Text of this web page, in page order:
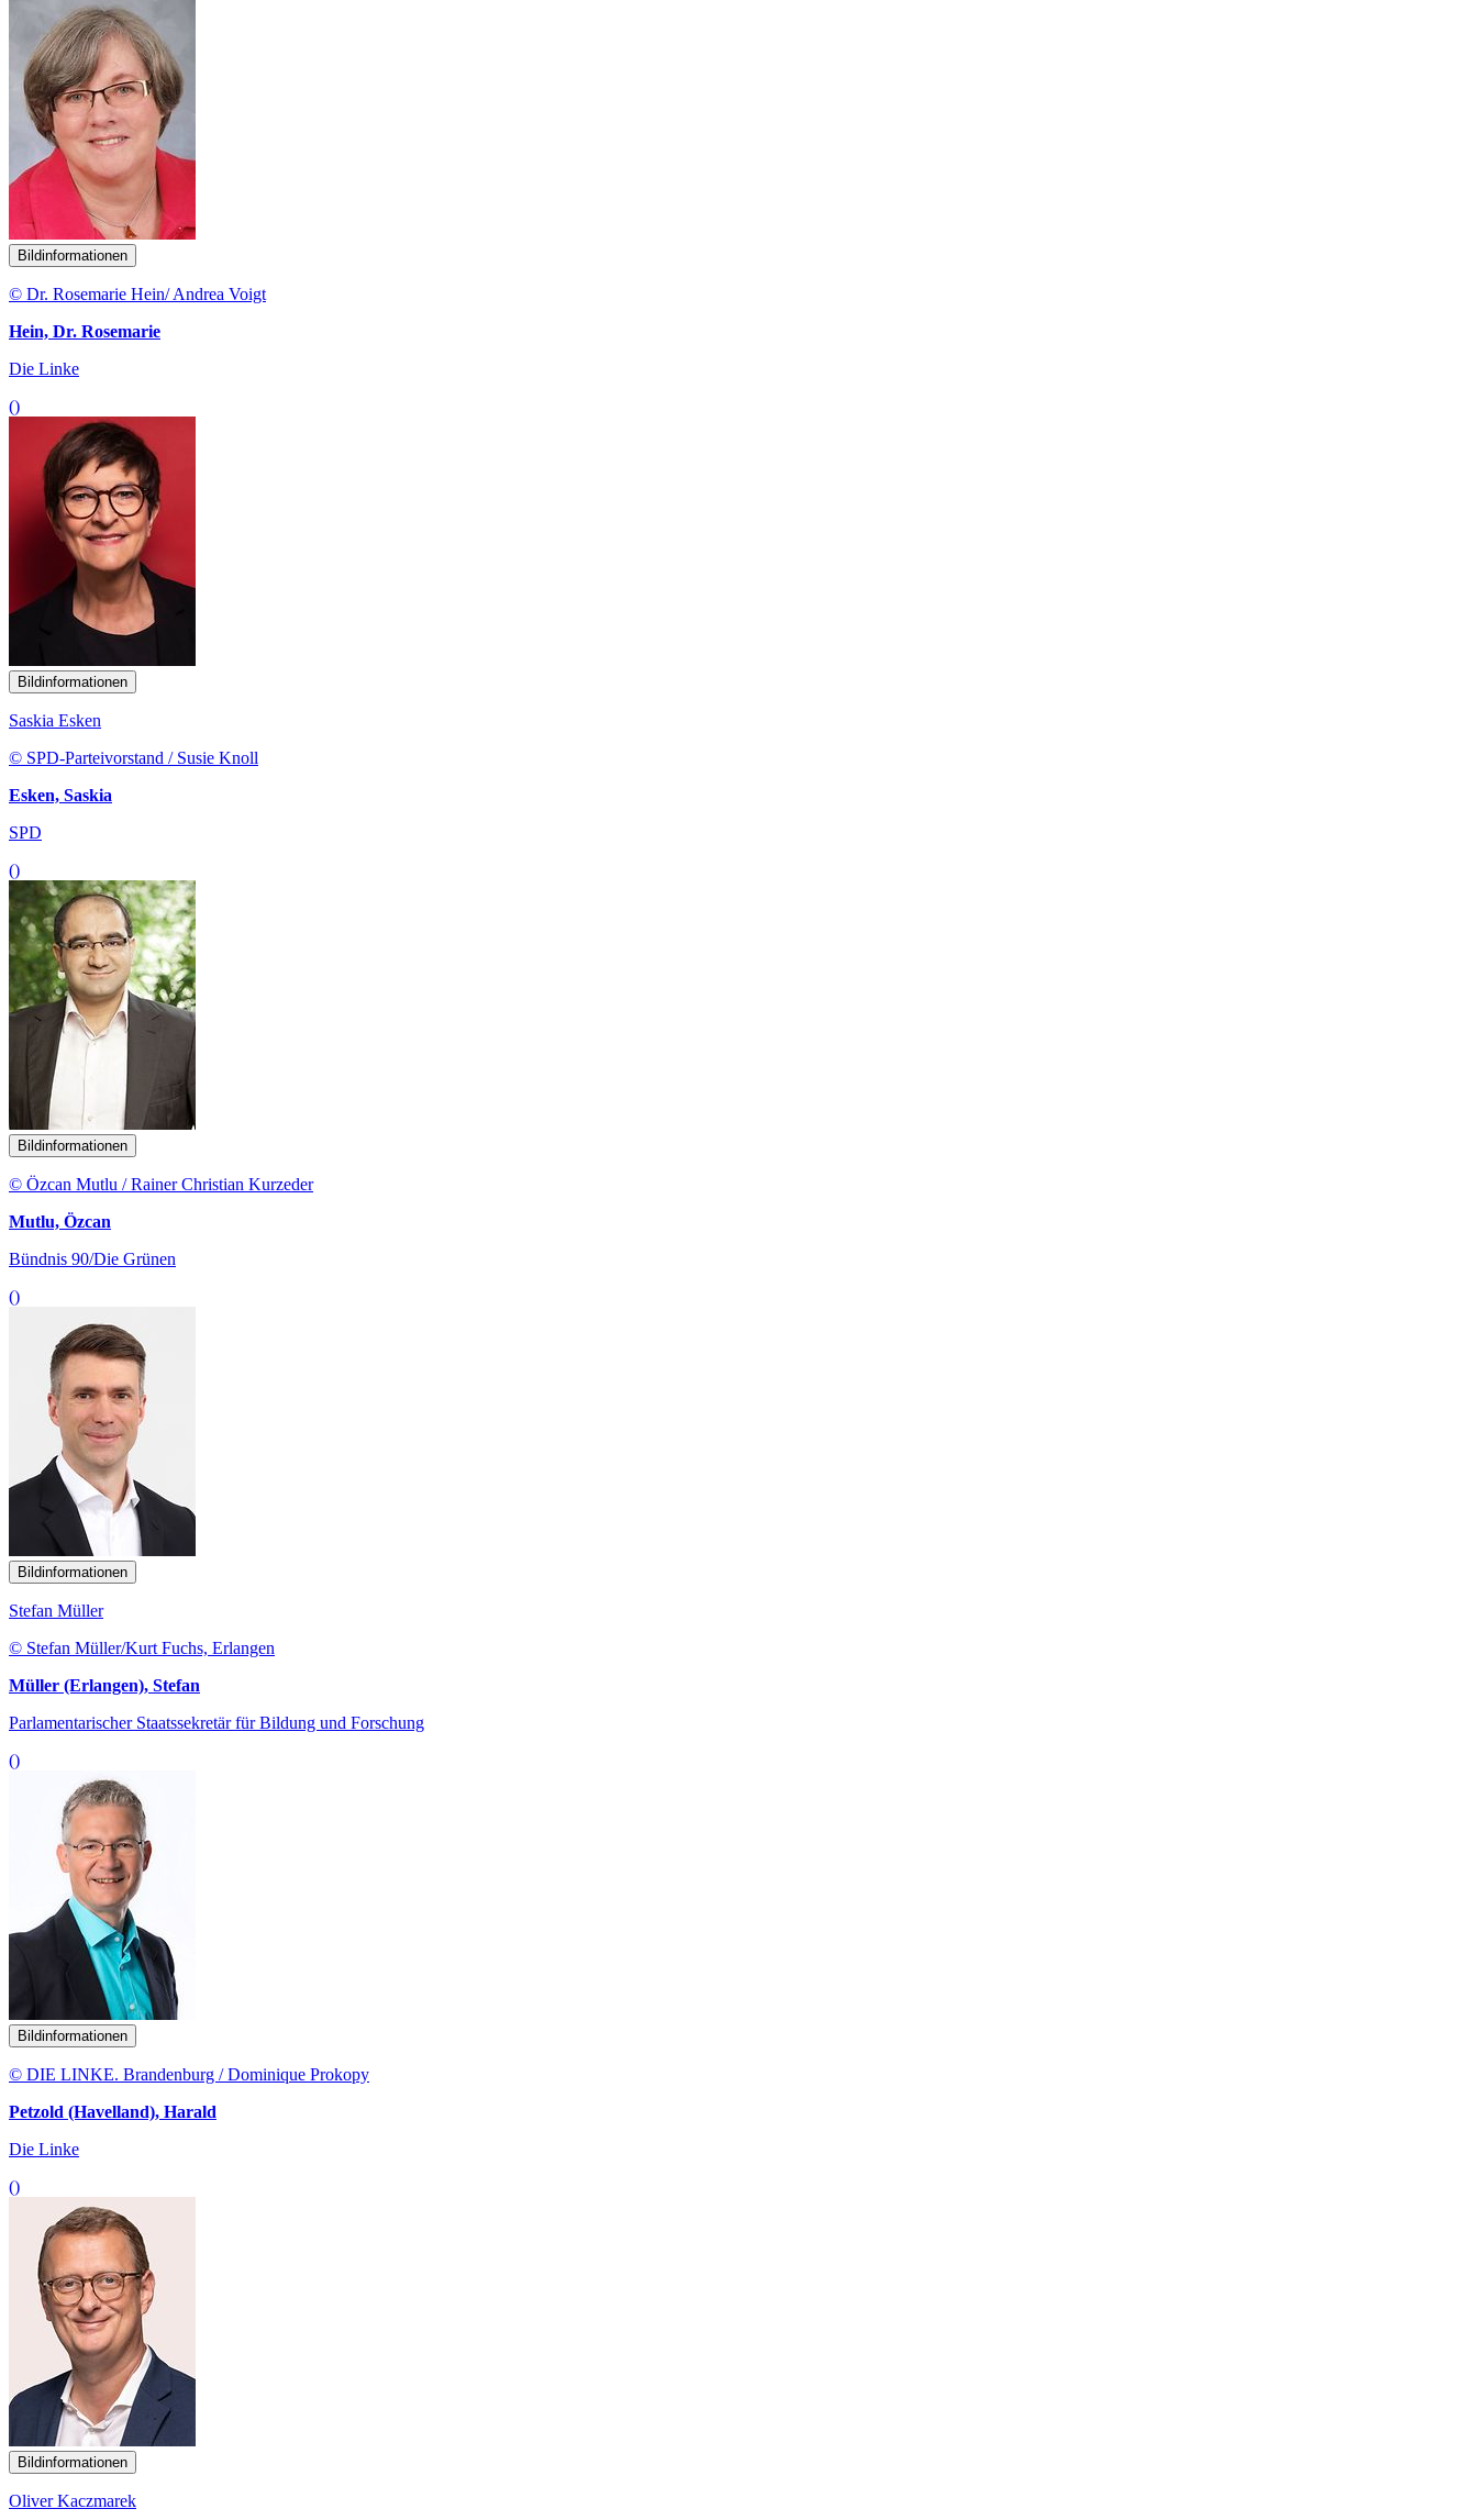
Bildinformationen
© Dr. Rosemarie Hein/ Andrea Voigt
Hein, Dr. Rosemarie
Die Linke
()
Bildinformationen
Saskia Esken
© SPD-Parteivorstand / Susie Knoll
Esken, Saskia
SPD
()
Bildinformationen
© Özcan Mutlu / Rainer Christian Kurzeder
Mutlu, Özcan
Bündnis 90/Die Grünen
()
Bildinformationen
Stefan Müller
© Stefan Müller/Kurt Fuchs, Erlangen
Müller (Erlangen), Stefan
Parlamentarischer Staatssekretär für Bildung und Forschung
()
Bildinformationen
© DIE LINKE. Brandenburg / Dominique Prokopy
Petzold (Havelland), Harald
Die Linke
()
Bildinformationen
Oliver Kaczmarek